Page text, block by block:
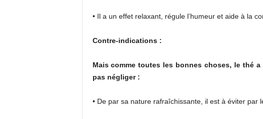
• Il a un effet relaxant, régule l’humeur et aide à la
Contre-indications :
Mais comme toutes les bonnes choses, le thé
pas négliger :
• De par sa nature rafraîchissante, il est à éviter par